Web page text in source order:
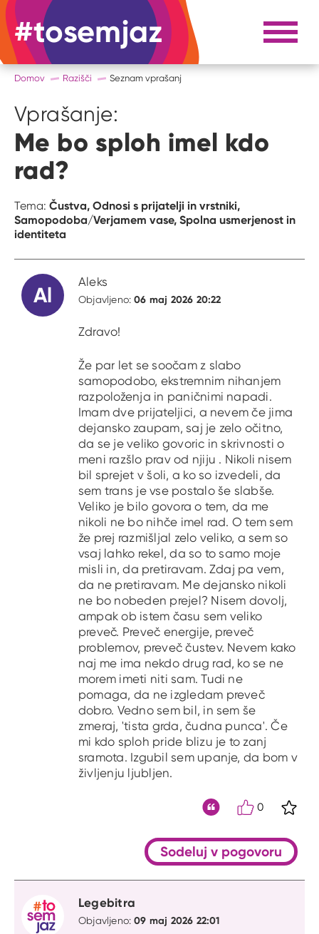
#tosemjaz #to sem jaz Razpri
Domov Razišči Seznam vprašanj
Vprašanje:
Me bo sploh imel kdo
rad?
Tema: Čustva, Odnosi s prijatelji in vrstniki,
Samopodoba/Verjamem vase, Spolna usmerjenost in
identiteta
Al
Aleks
Objavljeno:06 maj 2026 20:22
Zdravo!
Že par let se soočam z slabo
samopodobo, ekstremnim nihanjem
razpoloženja in paničnimi napadi.
Imam dve prijateljici, a nevem če jima
dejansko zaupam, saj je zelo očitno,
da se je veliko govoric in skrivnosti o
meni razšlo prav od njiju . Nikoli nisem
bil sprejet v šoli, a ko so izvedeli, da
sem trans je vse postalo še slabše.
Veliko je bilo govora o tem, da me
nikoli ne bo nihče imel rad. O tem sem
že prej razmišljal zelo veliko, a sem so
vsaj lahko rekel, da so to samo moje
misli in, da pretiravam. Zdaj pa vem,
da ne pretiravam. Me dejansko nikoli
ne bo nobeden prejel? Nisem dovolj,
ampak ob istem času sem veliko
preveč. Preveč energije, preveč
problemov, preveč čustev. Nevem kako
naj me ima nekdo drug rad, ko se ne
morem imeti niti sam. Tudi ne
pomaga, da ne izgledam preveč
dobro. Vedno sem bil, in sem še
zmeraj, 'tista grda, čudna punca'. Če
mi kdo sploh pride blizu je to zanj
sramota. Izgubil sem upanje, da bom v
življenju ljubljen.
0
Sodeluj v pogovoru
Legebitra
Objavljeno:09 maj 2026 22:01